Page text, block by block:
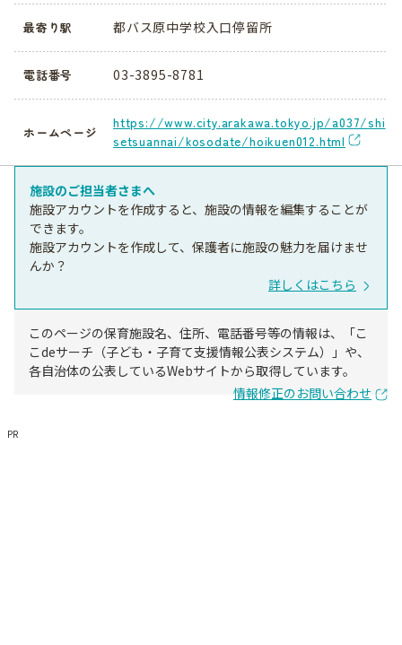
最寄り駅 都バス原中学校入口停留所
電話番号 03-3895-8781
ホームページ
https://www.city.arakawa.tokyo.jp/a037/shi
setsuannai/kosodate/hoikuen012.html
施設のご担当者さまへ
施設アカウントを作成すると、施設の情報を編集することが
できます。
施設アカウントを作成して、保護者に施設の魅力を届けませ
んか？
詳しくはこちら
このページの保育施設名、住所、電話番号等の情報は、「こ
こdeサーチ（子ども・子育て支援情報公表システム）」や、
各自治体の公表しているWebサイトから取得しています。
情報修正のお問い合わせ
PR